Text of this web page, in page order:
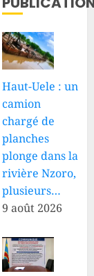
Haut-Uele : un
camion
chargé de
planches
plonge dans la
rivière Nzoro,
plusieurs…
9 août 2026